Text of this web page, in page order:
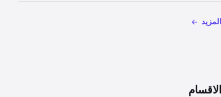
المزيد
الاقسام